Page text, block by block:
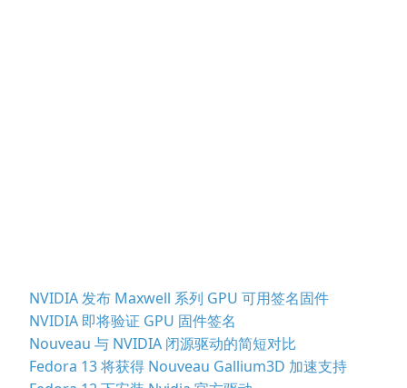
NVIDIA 发布 Maxwell 系列 GPU 可用签名固件
NVIDIA 即将验证 GPU 固件签名
Nouveau 与 NVIDIA 闭源驱动的简短对比
Fedora 13 将获得 Nouveau Gallium3D 加速支持